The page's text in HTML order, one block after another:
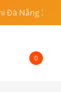
383 Ngô
0